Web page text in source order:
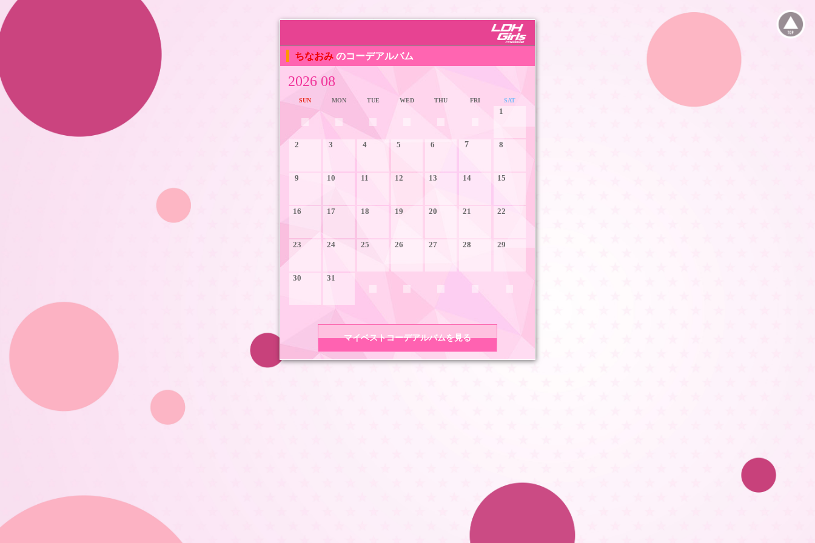
ちなおみ のコーデアルバム
2026 08
SUN MON TUE WED THU FRI SAT
1
2 3 4 5 6 7 8
9 10 11 12 13 14 15
16 17 18 19 20 21 22
23 24 25 26 27 28 29
30 31
マイベストコーデアルバムを見る
JASRAC許諾番号 9008675017Y55011 9008675014Y41011